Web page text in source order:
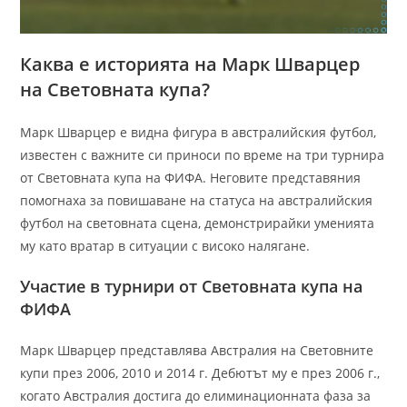
Каква е историята на Марк Шварцер
на Световната купа?
Марк Шварцер е видна фигура в австралийския футбол,
известен с важните си приноси по време на три турнира
от Световната купа на ФИФА. Неговите представяния
помогнаха за повишаване на статуса на австралийския
футбол на световната сцена, демонстрирайки уменията
му като вратар в ситуации с високо налягане.
Участие в турнири от Световната купа на
ФИФА
Марк Шварцер представлява Австралия на Световните
купи през 2006, 2010 и 2014 г. Дебютът му е през 2006 г.,
когато Австралия достига до елиминационната фаза за